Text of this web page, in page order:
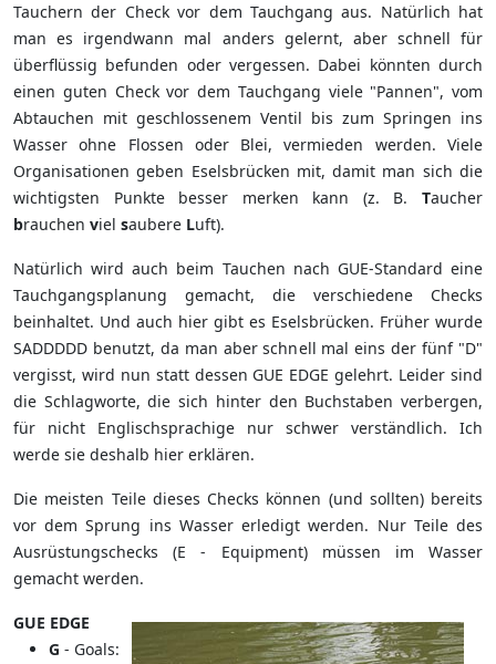
Tauchern der Check vor dem Tauchgang aus. Natürlich hat
man es irgendwann mal anders gelernt, aber schnell für
überflüssig befunden oder vergessen. Dabei könnten durch
einen guten Check vor dem Tauchgang viele "Pannen", vom
Abtauchen mit geschlossenem Ventil bis zum Springen ins
Wasser ohne Flossen oder Blei, vermieden werden. Viele
Organisationen geben Eselsbrücken mit, damit man sich die
wichtigsten Punkte besser merken kann (z. B. Taucher
brauchen viel saubere Luft).
Natürlich wird auch beim Tauchen nach GUE-Standard eine
Tauchgangsplanung gemacht, die verschiedene Checks
beinhaltet. Und auch hier gibt es Eselsbrücken. Früher wurde
SADDDDD benutzt, da man aber schnell mal eins der fünf "D"
vergisst, wird nun statt dessen GUE EDGE gelehrt. Leider sind
die Schlagworte, die sich hinter den Buchstaben verbergen,
für nicht Englischsprachige nur schwer verständlich. Ich
werde sie deshalb hier erklären.
Die meisten Teile dieses Checks können (und sollten) bereits
vor dem Sprung ins Wasser erledigt werden. Nur Teile des
Ausrüstungschecks (E - Equipment) müssen im Wasser
gemacht werden.
GUE EDGE
G - Goals: